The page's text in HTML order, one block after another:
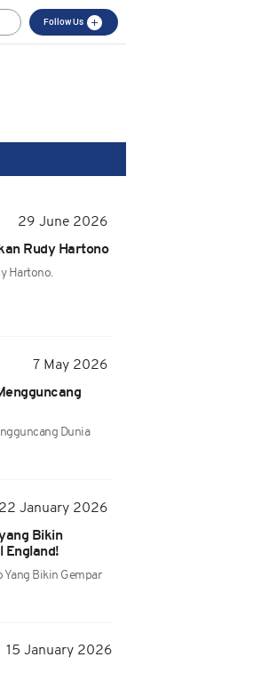
Follow Us
29 June 2026
Rudy Hartono
Hartono.
7 May 2026
Dunia
22 January 2026
Bikin
England!
Yang Bikin Gempar
15 January 2026